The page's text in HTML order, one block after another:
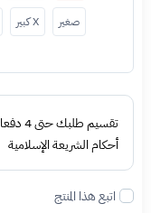
صغير X كبير
تقسيم طلبك حتى 4 دفعات
أحكام الشريعة الإسلامية
اتبع هذا المنتج